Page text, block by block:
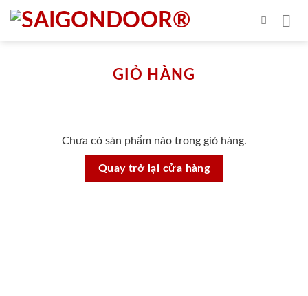
Skip
GIỎ HÀNG
Chưa có sản phẩm nào trong giỏ hàng.
Quay trở lại cửa hàng